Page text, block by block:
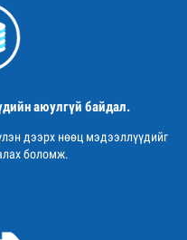
аюулгүй байдал.
дээрх нөөц мэдээллүүдийг
боломж.